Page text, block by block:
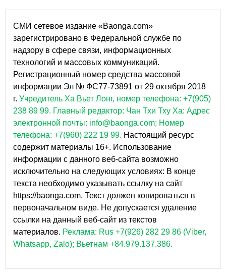
СМИ сетевое издание «Baonga.com»
зарегистрировано в Федеральной службе по
надзору в сфере связи, информационных
технологий и массовых коммуникаций.
Регистрационный номер средства массовой
информации Эл № ФС77-73891 от 29 октября 2018
г. Учредитель Ха Вьет Лонг, номер телефона: +7(905)
238 89 99. Главный редактор: Чан Тхи Тху Ха: Адрес
электронной почты: info@baonga.com; Номер
телефона: +7(960) 222 19 99. Настоящий ресурс
содержит материалы 16+. Использование
информации с данного веб-сайта возможно
исключительно на следующих условиях: В конце
текста необходимо указывать ссылку на сайт
https://baonga.com. Текст должен копироваться в
первоначальном виде. Не допускается удаление
ссылки на данный веб-сайт из текстов
материалов. Реклама: Rus +7(926) 282 29 86 (Viber,
Whatsapp, Zalo); Вьетнам +84.979.137.386.